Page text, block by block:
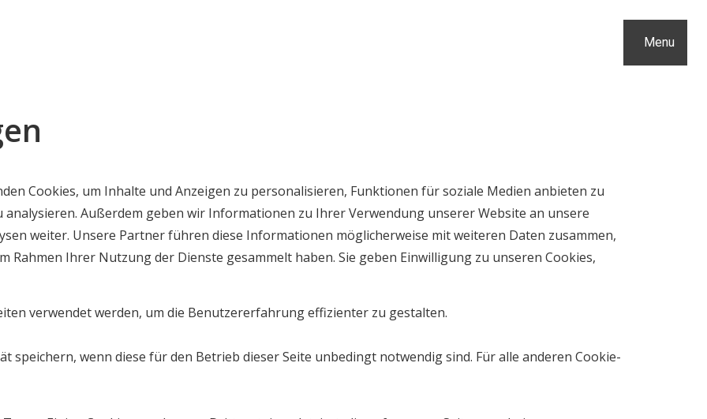
Menu
Cookies, um Inhalte und Anzeigen zu personalisieren, Funktionen für soziale Medien anbieten zu
Außerdem geben wir Informationen zu Ihrer Verwendung unserer Website an unsere
weiter. Unsere Partner führen diese Informationen möglicherweise mit weiteren Daten zusammen,
Rahmen Ihrer Nutzung der Dienste gesammelt haben. Sie geben Einwilligung zu unseren Cookies,
verwendet werden, um die Benutzererfahrung effizienter zu gestalten.
speichern, wenn diese für den Betrieb dieser Seite unbedingt notwendig sind. Für alle anderen Cookie-